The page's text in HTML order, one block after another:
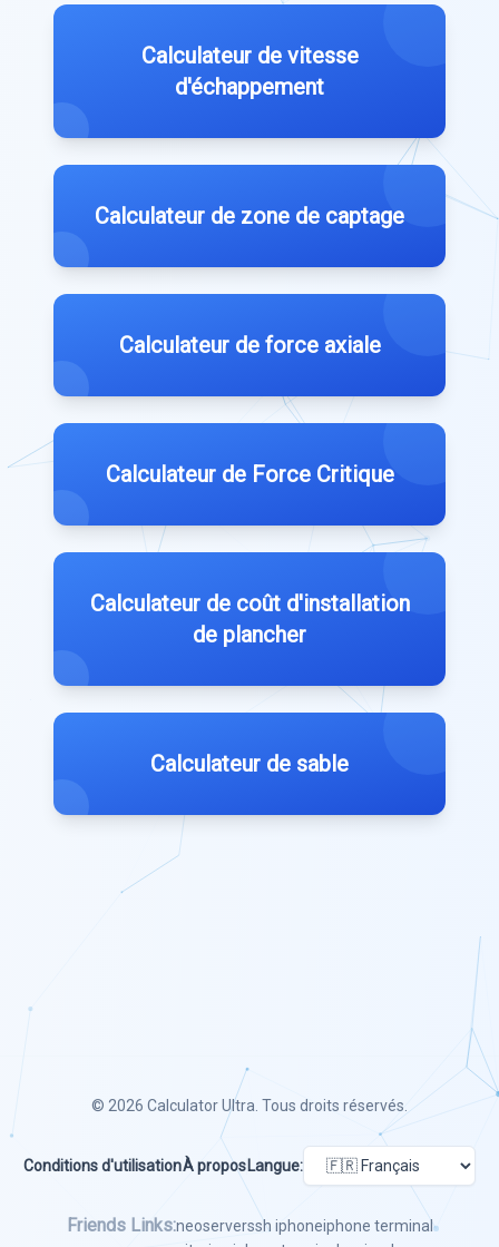
Calculateur de vitesse
d'échappement
Calculateur de zone de captage
Calculateur de force axiale
Calculateur de Force Critique
Calculateur de coût d'installation
de plancher
Calculateur de sable
© 2026 Calculator Ultra . Tous droits réservés.
Conditions d'utilisationÀ proposLangue:
Friends Links:neoserverssh iphoneiphone terminal